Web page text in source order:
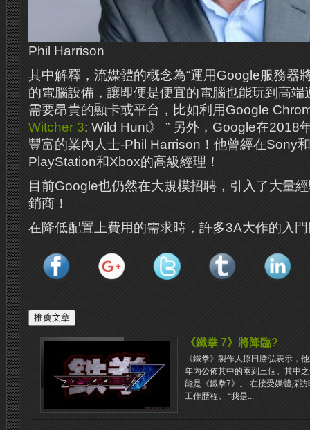
Phil Harrison
其中解釋，流媒體的概念為“運用Google服務器
的電腦設備，讓即便是便宜的電腦也能玩到高
需要昂貴的顯卡或平台，比如利用Google
Witcher 3: Wild Hunt》 ” 另外，Google在2018
豐富的業內人士-Phil Harrison！他曾經在Sony
PlayStation和Xbox的高級經理！
目前Google也仍然在大規模招聘，引入了大量
銷商！
在降低配置上費用的需求時，許多3A大作的入
《鐵拳 7》將降臨?
《鐵拳》製作人原田勝弘表示，
年內公佈其中的兩到三個。其中
能是《鐵拳7》。 在接受媒體採
工作歷程。 “我是...